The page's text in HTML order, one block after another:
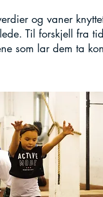
og vaner
Til forskjell fra
som lar dem ta